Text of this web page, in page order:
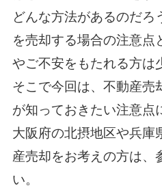
どんな方法があるのだろ
を売却する場合の注意点
やご不安をもたれる方は
そこで今回は、不動産売
が知っておきたい注意点
大阪府の北摂地区や兵庫
産売却をお考えの方は、
い。